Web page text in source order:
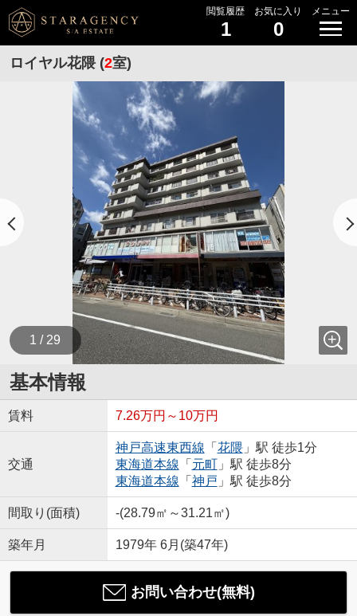
閲覧履歴
1
お気に入り
0
メニュー
ロイヤル花隈 (2室)
1 / 29
基本情報
賃料 7.26万円～10万円
交通
神戸高速東西線 「 花隈」駅 徒歩1分
東海道本線 「 元町」駅 徒歩8分
東海道本線 「 神戸 」駅 徒歩8分
間取り(面積) -(28.79㎡～31.21㎡)
築年月 1979年 6月(築47年)
お問い合わせ(無料)